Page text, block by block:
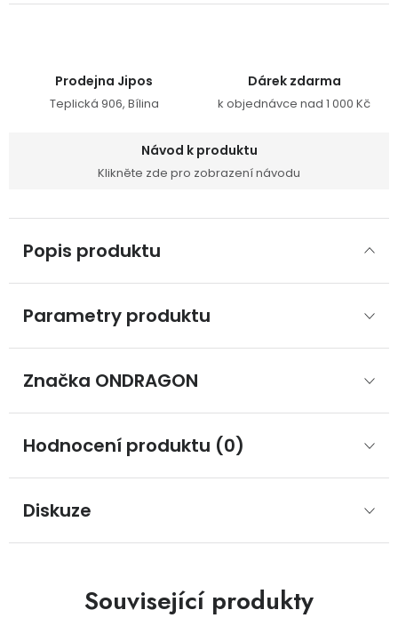
Prodejna Jipos
Teplická 906, Bílina
Dárek zdarma
k objednávce nad 1 000 Kč
Návod k produktu
Klikněte zde pro zobrazení návodu
Popis produktu
Parametry produktu
Značka ONDRAGON
Hodnocení produktu (0)
Diskuze
Související produkty